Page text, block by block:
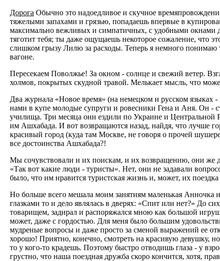
Дорога Обычно это надоедливое и скучное
тяжелыми запахами и грязью, попадаешь впервые в
максимально вежливых и симпатичных, с удобными окнами
тяготит тебя; ты даже ощущаешь некоторое сожаление, что
слишком грызу Лилю за расходы. Теперь я немного понимаю
вагоне.
Пересекаем Поволжье! За окном - солнце и свежий ветер.
холмов, покрытых скудной травой. Мелькает мысль, что
Два журнала «Новое время» (на немецком и русском языках
нами в купе молодые супруги и ровесники Гена и Аня. Он -
училища. Три месяца они ездили по Украине и Центральной
им Ашхабада. И вот возвращаются назад, найдя, что лучше
красивый город (куда там Москве, не говоря о прочей
все достоинства Ашхабада?!
Мы сочувствовали и их поискам, и их возвращению, они же
«Так вот какие люди - туристы». Нет, они не задавали
было, что им нравится туристская жизнь и, может, их
Но больше всего мешала моим занятиям маленькая Анночка
глазками то и дело являлась в дверях: «Спит или нет?» До
товарищем, задирал и распоряжался мною как большой
может, даже с гордостью. Для меня было большим
мудреные вопросы и даже просто за сменой выражений ее
хорошо! Приятно, конечно, смотреть на красивую девушку,
то у кого-то крадешь. Поэтому быстро отводишь глаза - у
грустно, что наша поездная дружба скоро кончится, хотя,